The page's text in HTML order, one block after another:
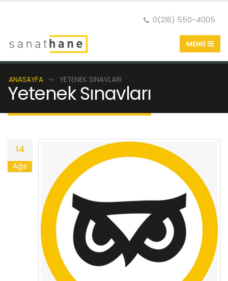
0(216) 550-4005
ANASAYFA YETENEK SINAVLARI
Yetenek Sınavları
14
Ağs